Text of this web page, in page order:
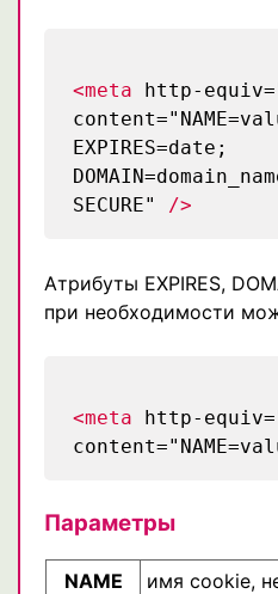
<meta http-
EXPIRES=date;
SECURE" />
Атрибуты EXPIRES,
при необходимости
<meta http-
Параметры
NAME
имя cookie,